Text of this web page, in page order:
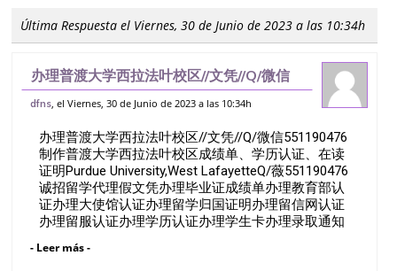
Última Respuesta el Viernes, 30 de Junio de 2023 a las 10:34h
办理普渡大学西拉法叶校区//文凭//Q/微信
551190476制作普渡大学西拉法叶校区成
University,West
dfns , el Viernes, 30 de Junio de 2023 a las 10:34h
办理普渡大学西拉法叶校区//文凭//Q/微信551190476
制作普渡大学西拉法叶校区成绩单、学历认证、在读
证明Purdue University,West LafayetteQ/薇551190476
诚招留学代理假文凭办理毕业证成绩单办理教育部认
证办理大使馆认证办理留学归国证明办理留信网认证
办理留服认证办理学历认证办理学生卡办理录取通知
文凭办理加拿大文凭办理德国文凭 一、快速办理材
- Leer más -